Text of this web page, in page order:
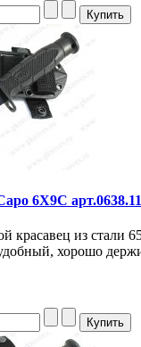
6Х9С
из стали
хорошо